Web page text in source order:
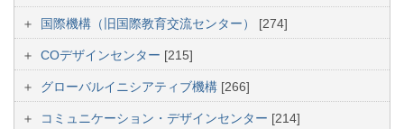
国際機構（旧国際教育交流センター） [274]
COデザインセンター [215]
グローバルイニシアティブ機構 [266]
コミュニケーション・デザインセンター [214]